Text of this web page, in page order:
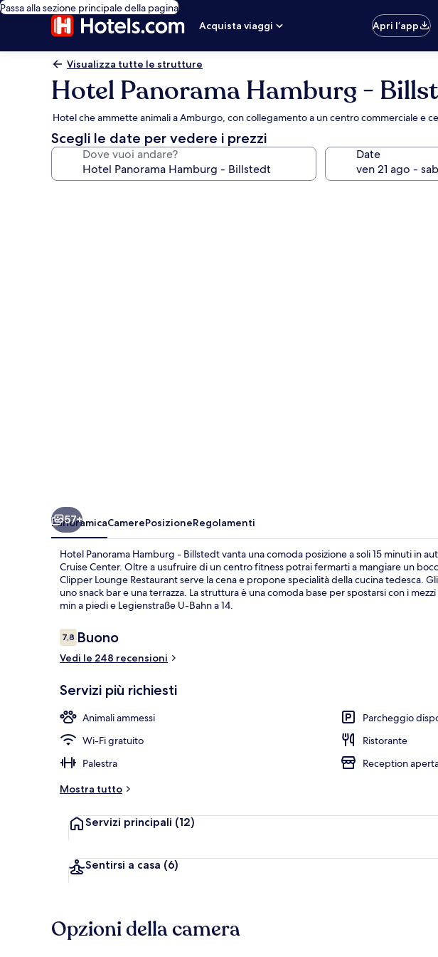
Passa alla sezione principale della pagina
Acquista viaggi
Apri l’app
Visualizza tutte le strutture
Hotel Panorama Hamburg -
Hotel che ammette animali a Amburgo, con collegamento a un centro commerciale e
Scegli le date per vedere i prezzi
Dove vuoi andare? Date
57+
PanoramicaCamerePosizioneRegolamenti
Hotel Panorama Hamburg - Billstedt vanta una comoda posizione a soli 15 minuti in
Cruise Center. Oltre a usufruire di un centro fitness potrai fermarti a mangiare un
Clipper Lounge Restaurant serve la cena e propone specialità della cucina tedesca.
uno snack bar e una terrazza. La struttura è una comoda base per spostarsi con i
min a piedi e Legienstraße U-Bahn a 14.
Recensioni
7,87,8 su 10
Buono
Vedi le 248 recensioni
Servizi più richiesti
Animali ammessi
Parcheggio
Wi-Fi gratuito
Ristorante
Palestra
Reception
Mostra tutto
Servizi principali (12)
Sentirsi a casa (6)
Opzioni della camera